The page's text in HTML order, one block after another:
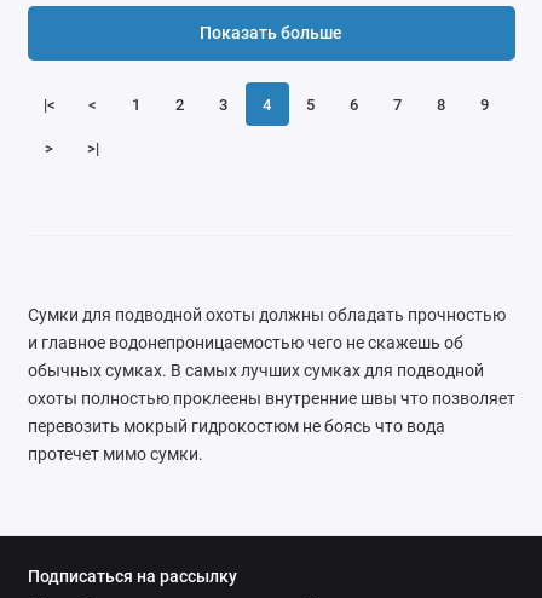
|< < 1 2 3 4 5 6 7 8 9
> >|
Показать больше
Сумки для подводной охоты должны обладать прочностью
и главное водонепроницаемостью чего не скажешь об
обычных сумках. В самых лучших сумках для подводной
охоты полностью проклеены внутренние швы что позволяет
перевозить мокрый гидрокостюм не боясь что вода
протечет мимо сумки.
Подписаться на рассылку